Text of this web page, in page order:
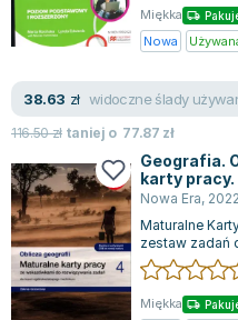
Anna Prus (oprac.)
Nela Mała Reporterka
Barbara Wrzesińska
Terry Pratchett
Virginia Woolf
Lorraine Warren
Ajahn Brahm
Lucinda Riley
Jacek Walkiewicz
Miękka
Nowa
38.63 zł widoczne ślady
116.50zł taniej o 77.87 zł
Geografia.
karty
Zakres
Nowa Era, 2022
Maturalne
zestaw zadań
idealny do
Miękka